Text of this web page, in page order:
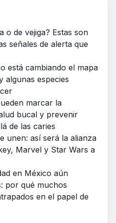
o de vejiga? Estas son
señales de alerta que
está cambiando el mapa
algunas especies
marcar la
bucal y prevenir
de las caries
unen: así será la alianza
Marvel y Star Wars a
en México aún
por qué muchos
en el papel de